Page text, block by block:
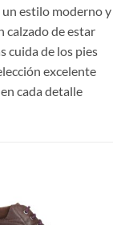
estilo moderno y
calzado de estar
cuida de los pies
excelente
cada detalle